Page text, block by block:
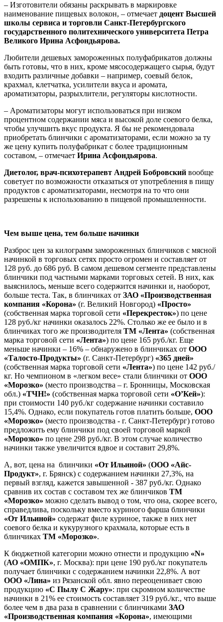
– Изготовители обязаны раскрывать в маркировке
наименование пищевых волокон, – отмечает доцент Высшей
школы сервиса и торговли Санкт-Петербургского
государственного политехнического университета Петра
Великого Ирина Асфондьярова.
Любители дешевых замороженных полуфабрикатов должны
быть готовы, что в них, кроме мясосодержащего сырья, будут
входить различные добавки – например, соевый белок,
крахмал, клетчатка, усилители вкуса и аромата,
ароматизаторы, разрыхлители, регуляторы кислотности.
– Ароматизаторы могут использоваться при низком
процентном содержании мяса и высокой доле соевого белка,
чтобы улучшить вкус продукта. Я бы не рекомендовала
приобретать блинчики с ароматизаторами, если можно за ту
же цену купить полуфабрикат с более традиционным
составом, – отмечает Ирина Асфондьярова.
Диетолог, врач-психотерапевт Андрей Бобровский вообще
советует по возможности отказаться от употребления в пищу
продуктов с ароматизаторами, несмотря на то что они
разрешены к использованию в пищевой промышленности.
Чем выше цена, тем больше начинки
Разброс цен за килограмм замороженных блинчиков с мясной
начинкой в торговых сетях просто огромен и составляет от
128 руб. до 686 руб. В самом дешевом сегменте представлены
блинчики под частными марками торговых сетей. В них, как
выяснилось, меньше всего содержится начинки и, наоборот,
больше теста. Так, в блинчиках от ЗАО «Производственная
компания «Корона» (г. Великий Новгород) «Просто»
(собственная марка торговой сети «Перекресток») по цене
128 руб./кг начинки оказалось 22%. Столько же ее было и в
блинчиках того же производителя ТМ «Лента» (собственная
марка торговой сети «Лента») по цене 165 руб./кг. Еще
меньше начинки – 16% – обнаружено в блинчиках от ООО
«Талосто-Продукты» (г. Санкт-Петербург) «365 дней»
(собственная марка торговой сети «Лента») по цене 142 руб./
кг. Но чемпионом в «легком весе» стали блинчики от ООО
«Морозко» (место производства – г. Бронницы, Московская
обл.) «ТЧН!» (собственная марка торговой сети «О’Кей»):
при стоимости 140 руб./кг содержание начинки составило
15,4%. Однако, если покупатель готов платить больше, ООО
«Морозко» (место производства - г. Санкт-Петербург) готово
предложить ему блинчики под своей торговой маркой
«Морозко» по цене 298 руб./кг. В этом случае количество
начинки также увеличится вдвое и составит 29,8%.
А, вот, цена на блинчики «От Ильиной» (ООО «Айс-
Продукт», г. Брянск) с содержанием начинки 27,3%, на
первый взгляд, кажется завышенной - 387 руб./кг. Однако
сравнив их состав с составом тех же блинчиков ТМ
«Морозко» можно сделать вывод о том, что она, скорее всего,
справедлива, поскольку вместо куриного фарша блинчики
«От Ильиной» содержат филе куриное, также в них нет
соевого белка и кукурузного крахмала, которые есть в
блинчиках ТМ «Морозко».
К бюджетной категории можно отнести и продукцию «N»
(АО «ОМПК», г. Москва): при цене 190 руб./кг покупатель
получает блинчики с содержанием начинки 22,8%. А вот
ООО «Лина» из Рязанской обл. явно переоценивает свою
продукцию «С Пылу С Жару»: при скромном количестве
начинки в 21% ее стоимость составляет 319 руб./кг., что выше
более чем в два раза в сравнении с блинчиками ЗАО
«Производственная компания «Корона», имеющими